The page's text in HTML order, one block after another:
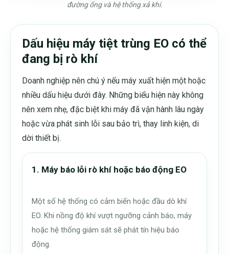
đường ống và hệ thống xả khí.
Dấu hiệu máy tiệt trùng EO có thể
đang bị rò khí
Doanh nghiệp nên chú ý nếu máy xuất hiện một hoặc
nhiều dấu hiệu dưới đây. Những biểu hiện này không
nên xem nhẹ, đặc biệt khi máy đã vận hành lâu ngày
hoặc vừa phát sinh lỗi sau bảo trì, thay linh kiện, di
dời thiết bị.
1. Máy báo lỗi rò khí hoặc báo động EO
Một số hệ thống có cảm biến hoặc đầu dò khí
EO. Khi nồng độ khí vượt ngưỡng cảnh báo, máy
hoặc hệ thống giám sát sẽ phát tín hiệu báo
động.